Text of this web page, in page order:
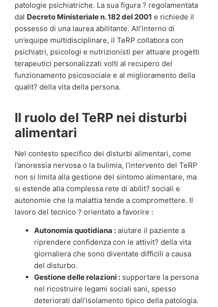
patologie psichiatriche. La sua figura ? regolamentata
dal Decreto Ministeriale n. 182 del 2001 e richiede il
possesso di una laurea abilitante. All’interno di
un’equipe multidisciplinare, il TeRP collabora con
psichiatri, psicologi e nutrizionisti per attuare progetti
terapeutici personalizzati volti al recupero del
funzionamento psicosociale e al miglioramento della
qualit? della vita della persona.
Il ruolo del TeRP nei disturbi
alimentari
Nel contesto specifico dei disturbi alimentari, come
l’anoressia nervosa o la bulimia, l’intervento del TeRP
non si limita alla gestione del sintomo alimentare, ma
si estende alla complessa rete di abilit? sociali e
autonomie che la malattia tende a compromettere. Il
lavoro del tecnico ? orientato a favorire :
Autonomia quotidiana : aiutare il paziente a
riprendere confidenza con le attivit? della vita
giornaliera che sono diventate difficili a causa
del disturbo.
Gestione delle relazioni : supportare la persona
nel ricostruire legami sociali sani, spesso
deteriorati dall’isolamento tipico della patologia.